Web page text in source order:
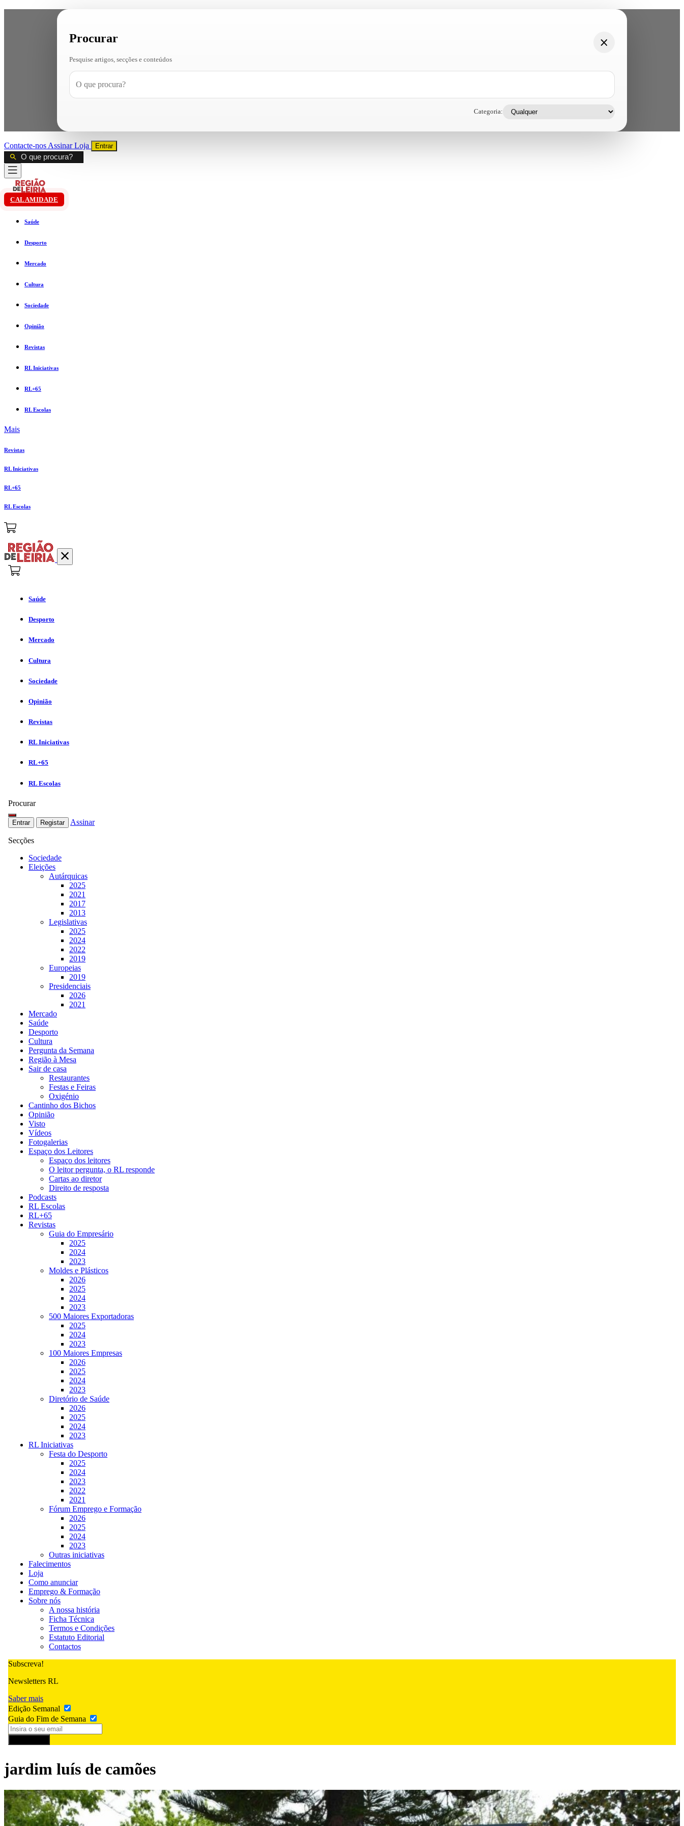
Procurar
Pesquise artigos, secções e conteúdos
Categoria:
Contacte-nos AssinarLoja Entrar
CALAMIDADE
Saúde
Desporto
Mercado
Cultura
Sociedade
Opinião
Revistas
RL Iniciativas
RL+65
RL Escolas
Mais
Revistas
RL Iniciativas
RL+65
RL Escolas
Saúde
Desporto
Mercado
Cultura
Sociedade
Opinião
Revistas
RL Iniciativas
RL+65
RL Escolas
Procurar
Entrar Registar Assinar
Secções
Sociedade
Eleições
Autárquicas
2025
2021
2017
2013
Legislativas
2025
2024
2022
2019
Europeias
2019
Presidenciais
2026
2021
Mercado
Saúde
Desporto
Cultura
Pergunta da Semana
Região à Mesa
Sair de casa
Restaurantes
Festas e Feiras
Oxigénio
Cantinho dos Bichos
Opinião
Visto
Vídeos
Fotogalerias
Espaço dos Leitores
Espaço dos leitores
O leitor pergunta, o RL responde
Cartas ao diretor
Direito de resposta
Podcasts
RL Escolas
RL+65
Revistas
Guia do Empresário
2025
2024
2023
Moldes e Plásticos
2026
2025
2024
2023
500 Maiores Exportadoras
2025
2024
2023
100 Maiores Empresas
2026
2025
2024
2023
Diretório de Saúde
2026
2025
2024
2023
RL Iniciativas
Festa do Desporto
2025
2024
2023
2022
2021
Fórum Emprego e Formação
2026
2025
2024
2023
Outras iniciativas
Falecimentos
Loja
Como anunciar
Emprego & Formação
Sobre nós
A nossa história
Ficha Técnica
Termos e Condições
Estatuto Editorial
Contactos
Subscreva!
Newsletters RL
Saber mais
Edição Semanal
Guia do Fim de Semana
jardim luís de camões